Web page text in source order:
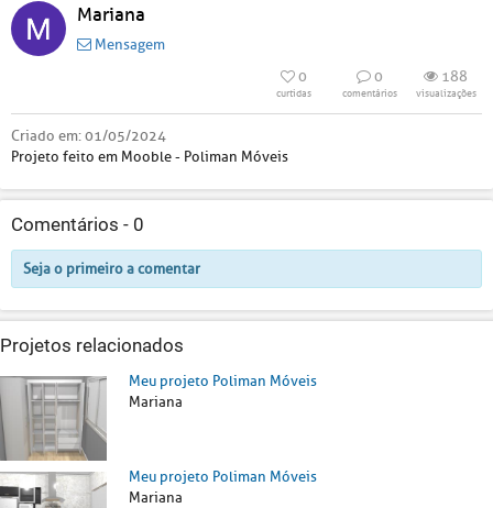
Mariana
Mensagem
0
curtidas
0
comentários
188
visualizações
Criado em:01/05/2024
Projeto feito em Mooble - Poliman Móveis
Comentários - 0
Seja o primeiro a comentar
Projetos relacionados
Meu projeto Poliman Móveis
Mariana
Meu projeto Poliman Móveis
Mariana